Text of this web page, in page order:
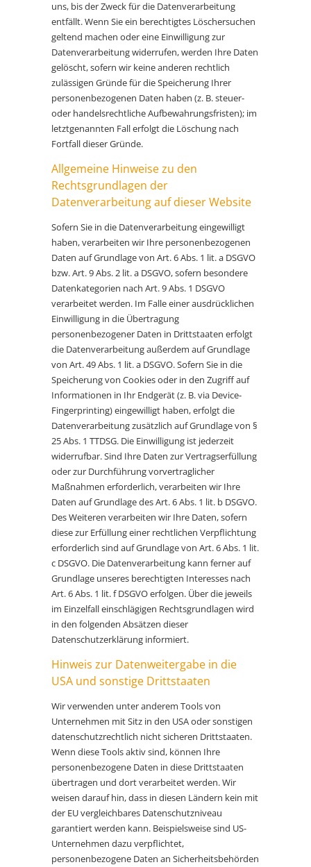
uns, bis der Zweck für die Datenverarbeitung
entfällt. Wenn Sie ein berechtigtes Löschersuchen
geltend machen oder eine Einwilligung zur
Datenverarbeitung widerrufen, werden Ihre Daten
gelöscht, sofern wir keine anderen rechtlich
zulässigen Gründe für die Speicherung Ihrer
personenbezogenen Daten haben (z. B. steuer-
oder handelsrechtliche Aufbewahrungsfristen); im
letztgenannten Fall erfolgt die Löschung nach
Fortfall dieser Gründe.
Allgemeine Hinweise zu den
Rechtsgrundlagen der
Datenverarbeitung auf dieser Website
Sofern Sie in die Datenverarbeitung eingewilligt
haben, verarbeiten wir Ihre personenbezogenen
Daten auf Grundlage von Art. 6 Abs. 1 lit. a DSGVO
bzw. Art. 9 Abs. 2 lit. a DSGVO, sofern besondere
Datenkategorien nach Art. 9 Abs. 1 DSGVO
verarbeitet werden. Im Falle einer ausdrücklichen
Einwilligung in die Übertragung
personenbezogener Daten in Drittstaaten erfolgt
die Datenverarbeitung außerdem auf Grundlage
von Art. 49 Abs. 1 lit. a DSGVO. Sofern Sie in die
Speicherung von Cookies oder in den Zugriff auf
Informationen in Ihr Endgerät (z. B. via Device-
Fingerprinting) eingewilligt haben, erfolgt die
Datenverarbeitung zusätzlich auf Grundlage von §
25 Abs. 1 TTDSG. Die Einwilligung ist jederzeit
widerrufbar. Sind Ihre Daten zur Vertragserfüllung
oder zur Durchführung vorvertraglicher
Maßnahmen erforderlich, verarbeiten wir Ihre
Daten auf Grundlage des Art. 6 Abs. 1 lit. b DSGVO.
Des Weiteren verarbeiten wir Ihre Daten, sofern
diese zur Erfüllung einer rechtlichen Verpflichtung
erforderlich sind auf Grundlage von Art. 6 Abs. 1 lit.
c DSGVO. Die Datenverarbeitung kann ferner auf
Grundlage unseres berechtigten Interesses nach
Art. 6 Abs. 1 lit. f DSGVO erfolgen. Über die jeweils
im Einzelfall einschlägigen Rechtsgrundlagen wird
in den folgenden Absätzen dieser
Datenschutzerklärung informiert.
Hinweis zur Datenweitergabe in die
USA und sonstige Drittstaaten
Wir verwenden unter anderem Tools von
Unternehmen mit Sitz in den USA oder sonstigen
datenschutzrechtlich nicht sicheren Drittstaaten.
Wenn diese Tools aktiv sind, können Ihre
personenbezogene Daten in diese Drittstaaten
übertragen und dort verarbeitet werden. Wir
weisen darauf hin, dass in diesen Ländern kein mit
der EU vergleichbares Datenschutzniveau
garantiert werden kann. Beispielsweise sind US-
Unternehmen dazu verpflichtet,
personenbezogene Daten an Sicherheitsbehörden